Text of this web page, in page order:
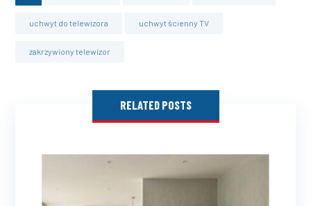
uchwyt do telewizora uchwyt ścienny TV
zakrzywiony telewizor
RELATED POSTS